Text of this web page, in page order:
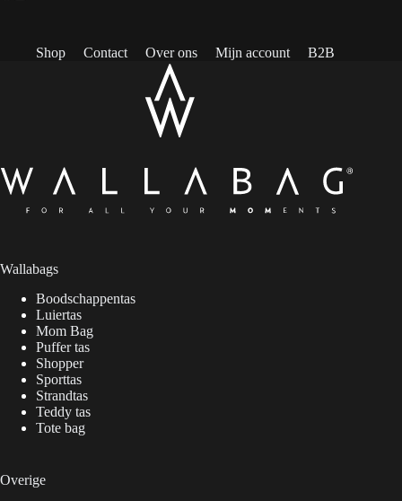
Shop Contact Over ons Mijn account B2B
Wallabags
Boodschappentas
Luiertas
Mom Bag
Puffer tas
Shopper
Sporttas
Strandtas
Teddy tas
Tote bag
Overige